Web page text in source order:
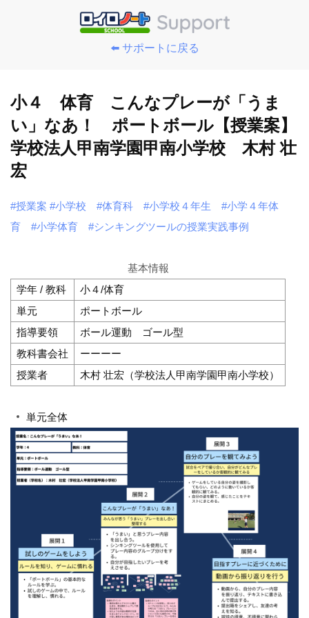
⬅️ サポートに戻る
小４ 体育 こんなプレーが「うま
い」なあ！ ポートボール【授業案】
学校法人甲南学園甲南小学校 木村 壮
宏
#授業案 #小学校 #体育科 #小学校４年生
#小学４年体
育
#小学体育 #シンキングツールの授業実践事例
基本情報
学年 / 教科
小４/体育
単元
ポートボール
指導要領
ボール運動 ゴール型
教科書会社
ーーーー
授業者
木村 壮宏（学校法人甲南学園甲南小学校）
単元全体